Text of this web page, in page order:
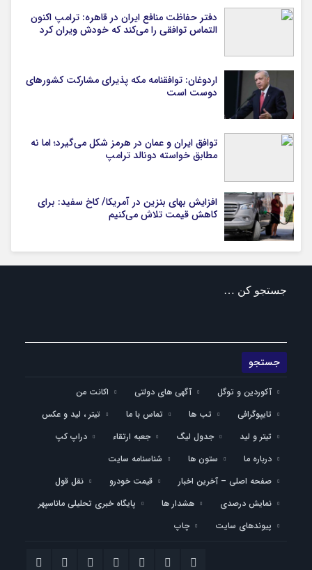
دفتر حفاظت منافع ایران در قاهره: ترامپ اکنون
التماس توافقی را می‌کند که خودش ویران کرد
اردوغان: توافقنامه مکه پذیرای مشارکت کشورهای
دوست است
توافق ایران و عمان در هرمز شکل می‌گیرد؛ اما نه
مطابق خواسته دونالد ترامپ
افزایش بهای بنزین در آمریکا/ کاخ سفید: برای
کاهش قیمت تلاش می‌کنیم
جستجو کن …
آکوردین و توگل آگهی های دولتی
اکانت من
تایپوگرافی
تب ها تماس با ما
تیتر ، لید و عکس
تیتر و لید
جدول لیگ جعبه ارتقاء
دراپ کپ
درباره ما
ستون ها
شناسنامه سایت
صفحه اصلی – آخرین اخبار
قیمت خودرو
نقل قول
نمایش درصدی
هشدار ها
پایگاه خبری تحلیلی ماناسپهر
پیوندهای سایت
چاپ